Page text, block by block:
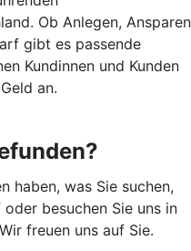
Ob Anlegen, Ansparen
gibt es passende
Kundinnen und Kunden
an.
haben, was Sie suchen,
besuchen Sie uns in
freuen uns auf Sie.